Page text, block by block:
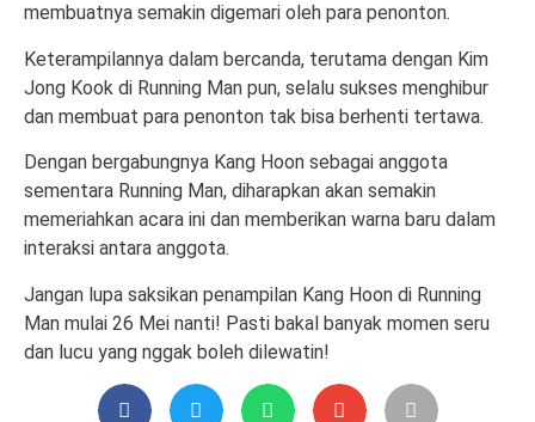
membuatnya semakin digemari oleh para penonton.
Keterampilannya dalam bercanda, terutama dengan Kim
Jong Kook di Running Man pun, selalu sukses menghibur
dan membuat para penonton tak bisa berhenti tertawa.
Dengan bergabungnya Kang Hoon sebagai anggota
sementara Running Man, diharapkan akan semakin
memeriahkan acara ini dan memberikan warna baru dalam
interaksi antara anggota.
Jangan lupa saksikan penampilan Kang Hoon di Running
Man mulai 26 Mei nanti! Pasti bakal banyak momen seru
dan lucu yang nggak boleh dilewatin!